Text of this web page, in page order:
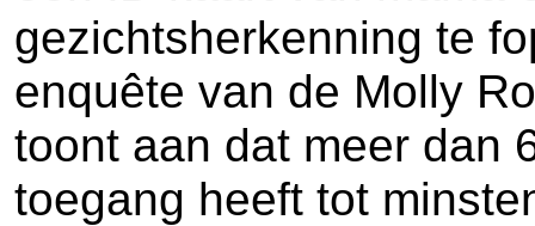
gezichtsherkenning te
enquête van de Molly
toont aan dat meer dan
toegang heeft tot